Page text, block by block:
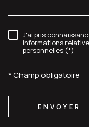
J'ai pris
informations
personnelles (*)
* Champ obligatoire
ENVOYER